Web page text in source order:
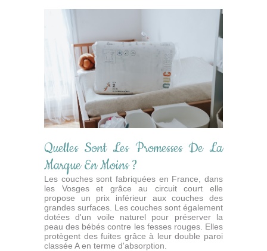
Quelles Sont Les Promesses De La
Marque En Moins ?
Les couches sont fabriquées en France, dans
les Vosges et grâce au circuit court elle
propose un prix inférieur aux couches des
grandes surfaces. Les couches sont également
dotées d'un voile naturel pour préserver la
peau des bébés contre les fesses rouges. Elles
protègent des fuites grâce à leur double paroi
classée A en terme d'absorption.